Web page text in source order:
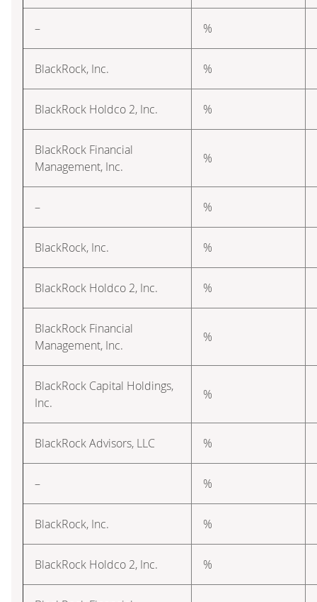
– %
BlackRock, Inc. %
BlackRock Holdco 2, Inc. %
BlackRock Financial
Management, Inc.
%
– %
BlackRock, Inc. %
BlackRock Holdco 2, Inc. %
BlackRock Financial
Management, Inc.
%
BlackRock Capital Holdings,
Inc.
%
BlackRock Advisors, LLC %
– %
BlackRock, Inc. %
BlackRock Holdco 2, Inc. %